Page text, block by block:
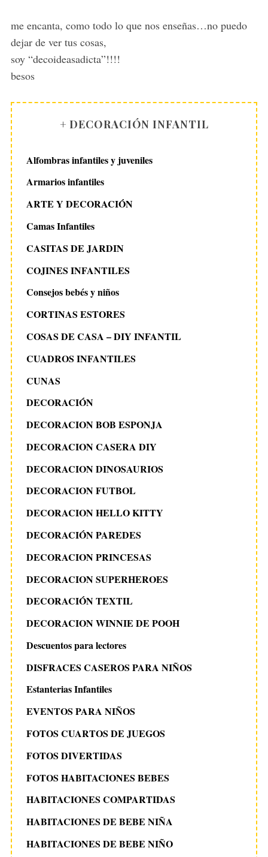
s
:
me encanta, como todo lo que nos enseñas…no puedo
dejar de ver tus cosas,
soy “decoideasadicta”!!!!
besos
+ DECORACIÓN INFANTIL
Alfombras infantiles y juveniles
Armarios infantiles
ARTE Y DECORACIÓN
Camas Infantiles
CASITAS DE JARDIN
COJINES INFANTILES
Consejos bebés y niños
CORTINAS ESTORES
COSAS DE CASA – DIY INFANTIL
CUADROS INFANTILES
CUNAS
DECORACIÓN
DECORACION BOB ESPONJA
DECORACION CASERA DIY
DECORACION DINOSAURIOS
DECORACION FUTBOL
DECORACION HELLO KITTY
DECORACIÓN PAREDES
DECORACION PRINCESAS
DECORACION SUPERHEROES
DECORACIÓN TEXTIL
DECORACION WINNIE DE POOH
Descuentos para lectores
DISFRACES CASEROS PARA NIÑOS
Estanterias Infantiles
EVENTOS PARA NIÑOS
FOTOS CUARTOS DE JUEGOS
FOTOS DIVERTIDAS
FOTOS HABITACIONES BEBES
HABITACIONES COMPARTIDAS
HABITACIONES DE BEBE NIÑA
HABITACIONES DE BEBE NIÑO